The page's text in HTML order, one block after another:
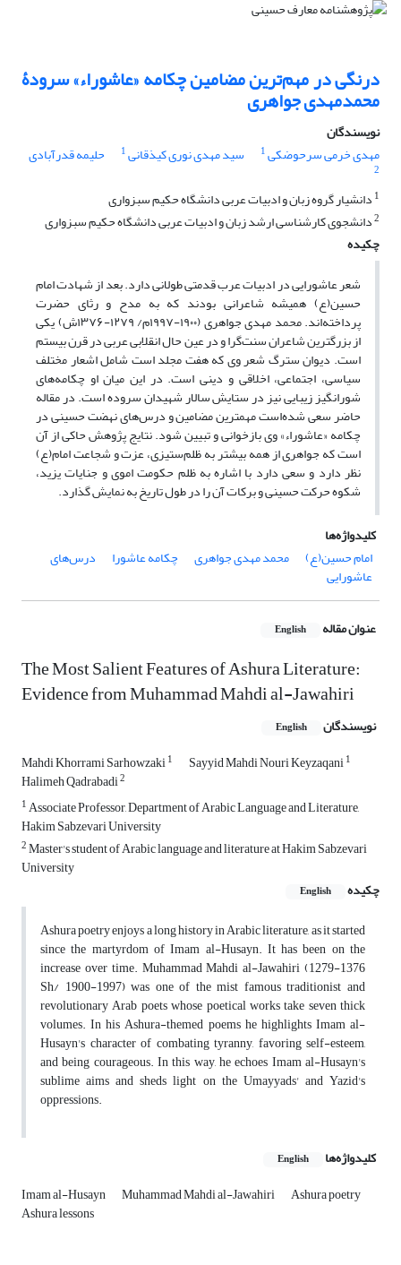
درنگی در مهم‌ترین مضامین چکامه «عاشوراء» سرودۀ
محمدمهدی جواهری
نویسندگان
مهدی خرمی سرحوضکی1 سید مهدی نوری کیذقانی1 حلیمه قدرآبادی
2
1 دانشیار گروه زبان و ادبیات عربی دانشگاه حکیم سبزواری
2دانشجوی کارشناسی ارشد زبان و ادبیات عربی دانشگاه حکیم سبزواری
چکیده
شعر عاشورایی در ادبیات عرب قدمتی طولانی دارد. بعد از شهادت امام
حسین(ع) همیشه شاعرانی بودند که به مدح و رثای حضرت
پرداخته‌اند. محمد مهدی جواهری (۱۹۰۰-۱۹۹۷م/ ۱۲۷۹-۱۳۷۶ش) یکی
از بزرگترین شاعران سنت‌گرا و در عین حال انقلابی عربی در قرن بیستم
است. دیوان سترگ شعر وی که هفت مجلد است شامل اشعار مختلف
سیاسی، اجتماعی، اخلاقی و دینی است. در این میان او چکامه‌های
شورانگیز زیبایی نیز در ستایش سالار شهیدان سروده است. در مقاله
حاضر سعی شده‌است مهمترین مضامین و درس‌های نهضت حسینی در
چکامه «عاشوراء» وی بازخوانی و تبیین شود. نتایج پژوهش حاکی از آن
است که جواهری از همه بیشتر به ظلم‌ستیزی، عزت و شجاعت امام(ع)
نظر دارد و سعی دارد با اشاره به ظلم حکومت اموی و جنایات یزید،
شکوه حرکت حسینی و برکات آن را در طول تاریخ به نمایش گذارد.
کلیدواژه‌ها
امام حسین(ع)
محمد مهدی جواهری چکامه عاشورا درس‌های
عاشورایی
عنوان مقاله English
The Most Salient Features of Ashura Literature:
Evidence from Muhammad Mahdi al-Jawahiri
نویسندگان English
Mahdi Khorrami Sarhowzaki1 Sayyid Mahdi Nouri Keyzaqani1
Halimeh Qadrabadi2
1Associate Professor, Department of Arabic Language and Literature,
Hakim Sabzevari University
2Master's student of Arabic language and literature at Hakim Sabzevari
University
چکیده
English
Ashura poetry enjoys a long history in Arabic literature, as it started
since the martyrdom of Imam al-Husayn. It has been on the
increase over time. Muhammad Mahdi al-Jawahiri (1279-1376
Sh/ 1900-1997) was one of the mist famous traditionist and
revolutionary Arab poets whose poetical works take seven thick
volumes. In his Ashura-themed poems he highlights Imam al-
Husayn's character of combating tyranny, favoring self-esteem,
and being courageous. In this way, he echoes Imam al-Husayn's
sublime aims and sheds light on the Umayyads' and Yazid's
oppressions.
کلیدواژه‌ها English
Imam al-Husayn Muhammad Mahdi al-Jawahiri Ashura poetry
Ashura lessons